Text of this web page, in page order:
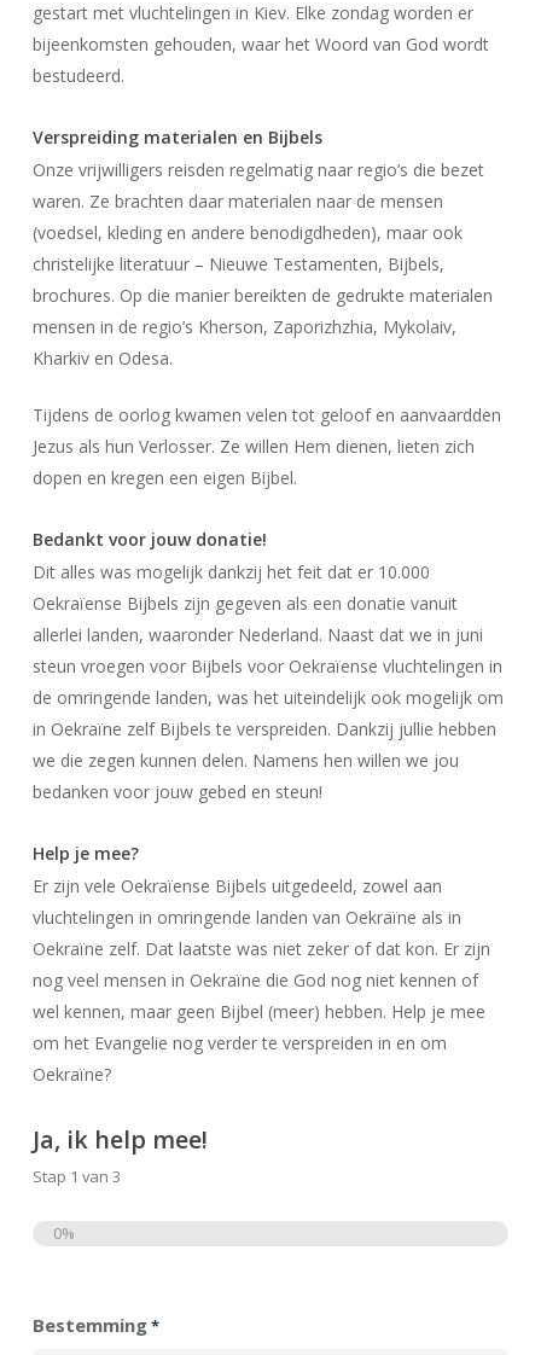
gestart met vluchtelingen in Kiev. Elke zondag worden er
bijeenkomsten gehouden, waar het Woord van God wordt
bestudeerd.
Verspreiding materialen en Bijbels
Onze vrijwilligers reisden regelmatig naar regio’s die bezet
waren. Ze brachten daar materialen naar de mensen
(voedsel, kleding en andere benodigdheden), maar ook
christelijke literatuur – Nieuwe Testamenten, Bijbels,
brochures. Op die manier bereikten de gedrukte materialen
mensen in de regio’s Kherson, Zaporizhzhia, Mykolaiv,
Kharkiv en Odesa.
Tijdens de oorlog kwamen velen tot geloof en aanvaardden
Jezus als hun Verlosser. Ze willen Hem dienen, lieten zich
dopen en kregen een eigen Bijbel.
Bedankt voor jouw donatie!
Dit alles was mogelijk dankzij het feit dat er 10.000
Oekraïense Bijbels zijn gegeven als een donatie vanuit
allerlei landen, waaronder Nederland. Naast dat we in juni
steun vroegen voor Bijbels voor Oekraïense vluchtelingen in
de omringende landen, was het uiteindelijk ook mogelijk om
in Oekraïne zelf Bijbels te verspreiden. Dankzij jullie hebben
we die zegen kunnen delen. Namens hen willen we jou
bedanken voor jouw gebed en steun!
Help je mee?
Er zijn vele Oekraïense Bijbels uitgedeeld, zowel aan
vluchtelingen in omringende landen van Oekraïne als in
Oekraïne zelf. Dat laatste was niet zeker of dat kon. Er zijn
nog veel mensen in Oekraïne die God nog niet kennen of
wel kennen, maar geen Bijbel (meer) hebben. Help je mee
om het Evangelie nog verder te verspreiden in en om
Oekraïne?
Ja, ik help mee!
Stap 1 van 3
0%
Bestemming*